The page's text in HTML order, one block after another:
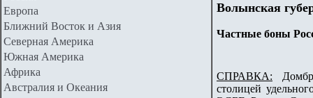
Европа
Ближний Восток и Азия
Северная Америка
Южная Америка
Африка
Австралия и Океания
Волынская
Частные боны
СПРАВКА:
столицей